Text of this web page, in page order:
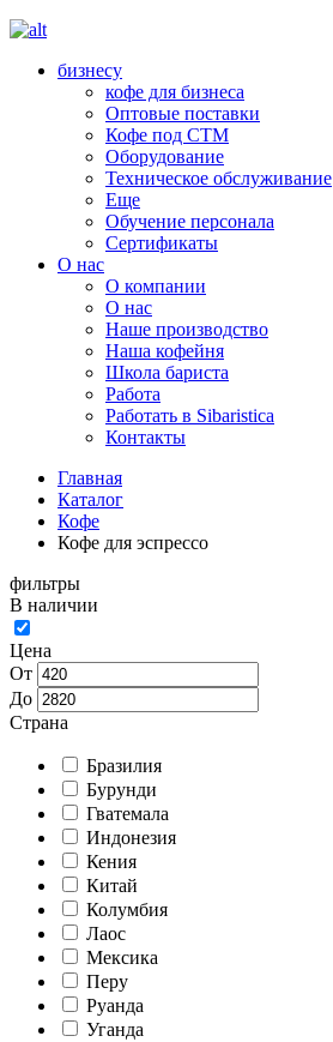
бизнесу
кофе для бизнеса
Оптовые поставки
Кофе под СТМ
Оборудование
Техническое обслуживание
Еще
Обучение персонала
Сертификаты
О нас
O компании
О нас
Наше производство
Наша кофейня
Школа бариста
Работа
Работать в Sibaristica
Контакты
Главная
Каталог
Кофе
Кофе для эспрессо
фильтры
В наличии
Цена
От
До
Страна
Бразилия
Бурунди
Гватемала
Индонезия
Кения
Китай
Колумбия
Лаос
Мексика
Перу
Руанда
Уганда